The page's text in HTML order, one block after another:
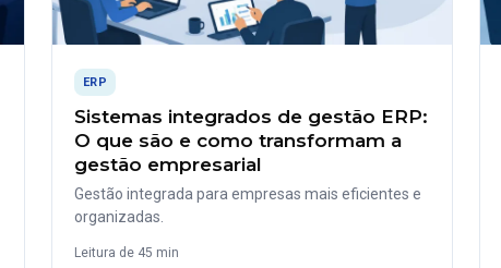
ERP
Sistemas integrados de gestão ERP:
O que são e como transformam a
gestão empresarial
Gestão integrada para empresas mais eficientes e
organizadas.
Leitura de 45 min